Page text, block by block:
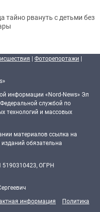
тайно рвануть с детьми без
| Фоторепортажи |
информации «Nord-News» Эл
службой по
технологий и массовых
материалов ссылка на
обязательна
ОГРН
информация
Политика